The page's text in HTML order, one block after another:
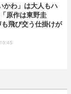
かわ」は大人もハ
原作は東野圭
飛び交う仕掛けが